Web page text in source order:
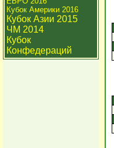
Кубок Америки 2016
Кубок Азии 2015
ЧМ 2014
Кубок
Конфедераций